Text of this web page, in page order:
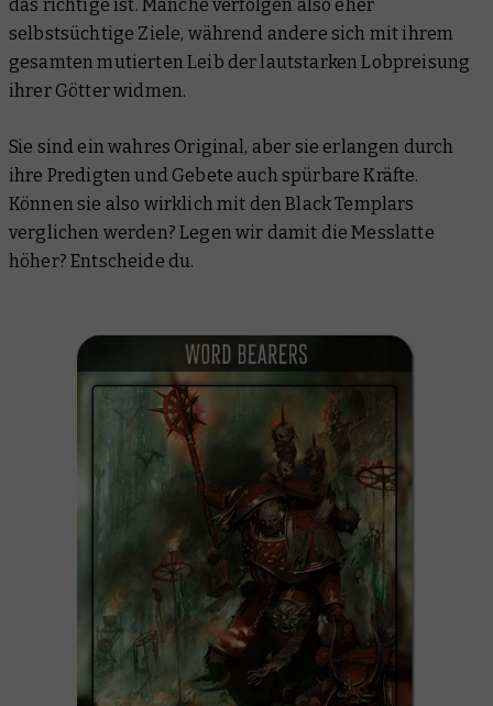
das richtige ist. Manche verfolgen also eher
selbstsüchtige Ziele, während andere sich mit ihrem
gesamten mutierten Leib der lautstarken Lobpreisung
ihrer Götter widmen.
Sie sind ein wahres Original, aber sie erlangen durch
ihre Predigten und Gebete auch spürbare Kräfte.
Können sie also wirklich mit den Black Templars
verglichen werden? Legen wir damit die Messlatte
höher? Entscheide du.